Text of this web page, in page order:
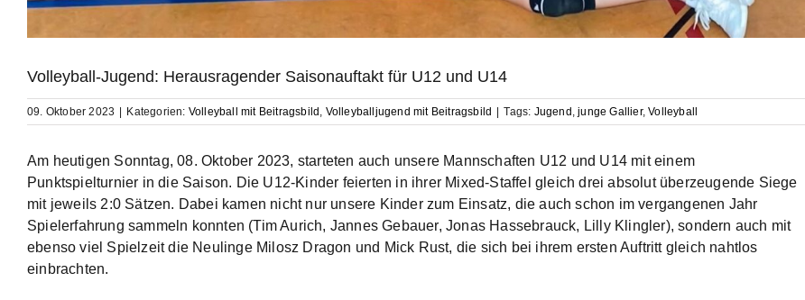
Volleyball-Jugend: Herausragender Saisonauftakt für U12 und U14
09. Oktober 2023 Kategorien: Volleyball mit Beitragsbild , Volleyballjugend mit Beitragsbild Tags: Jugend ,junge Gallier,Volleyball
Am heutigen Sonntag, 08. Oktober 2023, starteten auch unsere Mannschaften U12 und U14 mit einem
Punktspielturnier in die Saison. Die U12-Kinder feierten in ihrer Mixed-Staffel gleich drei absolut überzeugende Siege
mit jeweils 2:0 Sätzen. Dabei kamen nicht nur unsere Kinder zum Einsatz, die auch schon im vergangenen Jahr
Spielerfahrung sammeln konnten (Tim Aurich, Jannes Gebauer, Jonas Hassebrauck, Lilly Klingler), sondern auch mit
ebenso viel Spielzeit die Neulinge Milosz Dragon und Mick Rust, die sich bei ihrem ersten Auftritt gleich nahtlos
einbrachten.